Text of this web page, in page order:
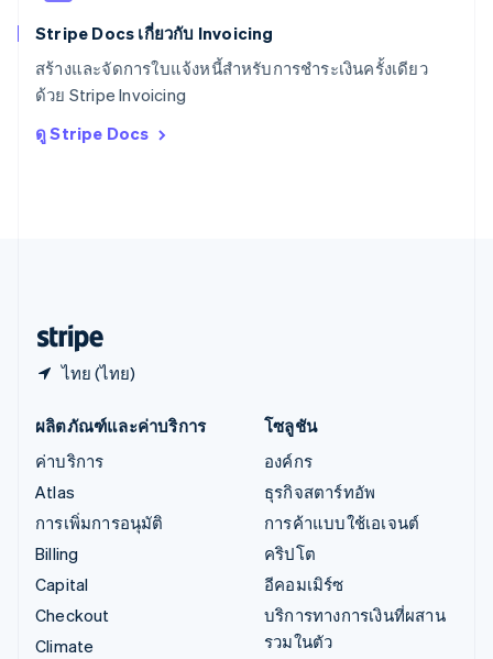
Stripe Docs เกี่ยวกับ Invoicing
สร้างและจัดการใบแจ้งหนี้สำหรับการชำระเงินครั้งเดียว
ด้วย Stripe Invoicing
ดู Stripe Docs
ไทย (ไทย)
ออสเตรเลีย
ออสเตรีย
DeutschEnglish
ItalianoEnglish
ผลิตภัณฑ์และค่าบริการ
ค่าบริการ
Atlas
การเพิ่มการอนุมัติ
Billing
Capital
Checkout
Climate
โซลูชัน
องค์กร
ธุรกิจสตาร์ทอัพ
การค้าแบบใช้เอเจนต์
คริปโต
อีคอมเมิร์ซ
บริการทางการเงินที่ผสาน
รวมในตัว